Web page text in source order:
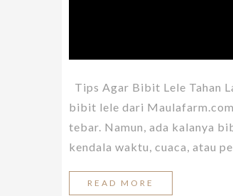
Tips Agar Bibit Lele Tahan
bibit lele dari
tebar. Namun, ada kalanya
kendala waktu, cuaca, atau
READ MORE